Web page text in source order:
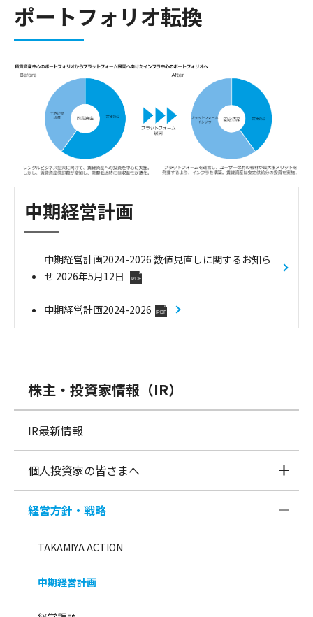
ポートフォリオ転換
中期経営計画
中期経営計画2024-2026 数値見直しに関するお知ら
せ 2026年5月12日
PDF
中期経営計画2024-2026 PDF
株主・投資家情報（IR）
IR最新情報
個人投資家の皆さまへ
経営方針・戦略
TAKAMIYA ACTION
中期経営計画